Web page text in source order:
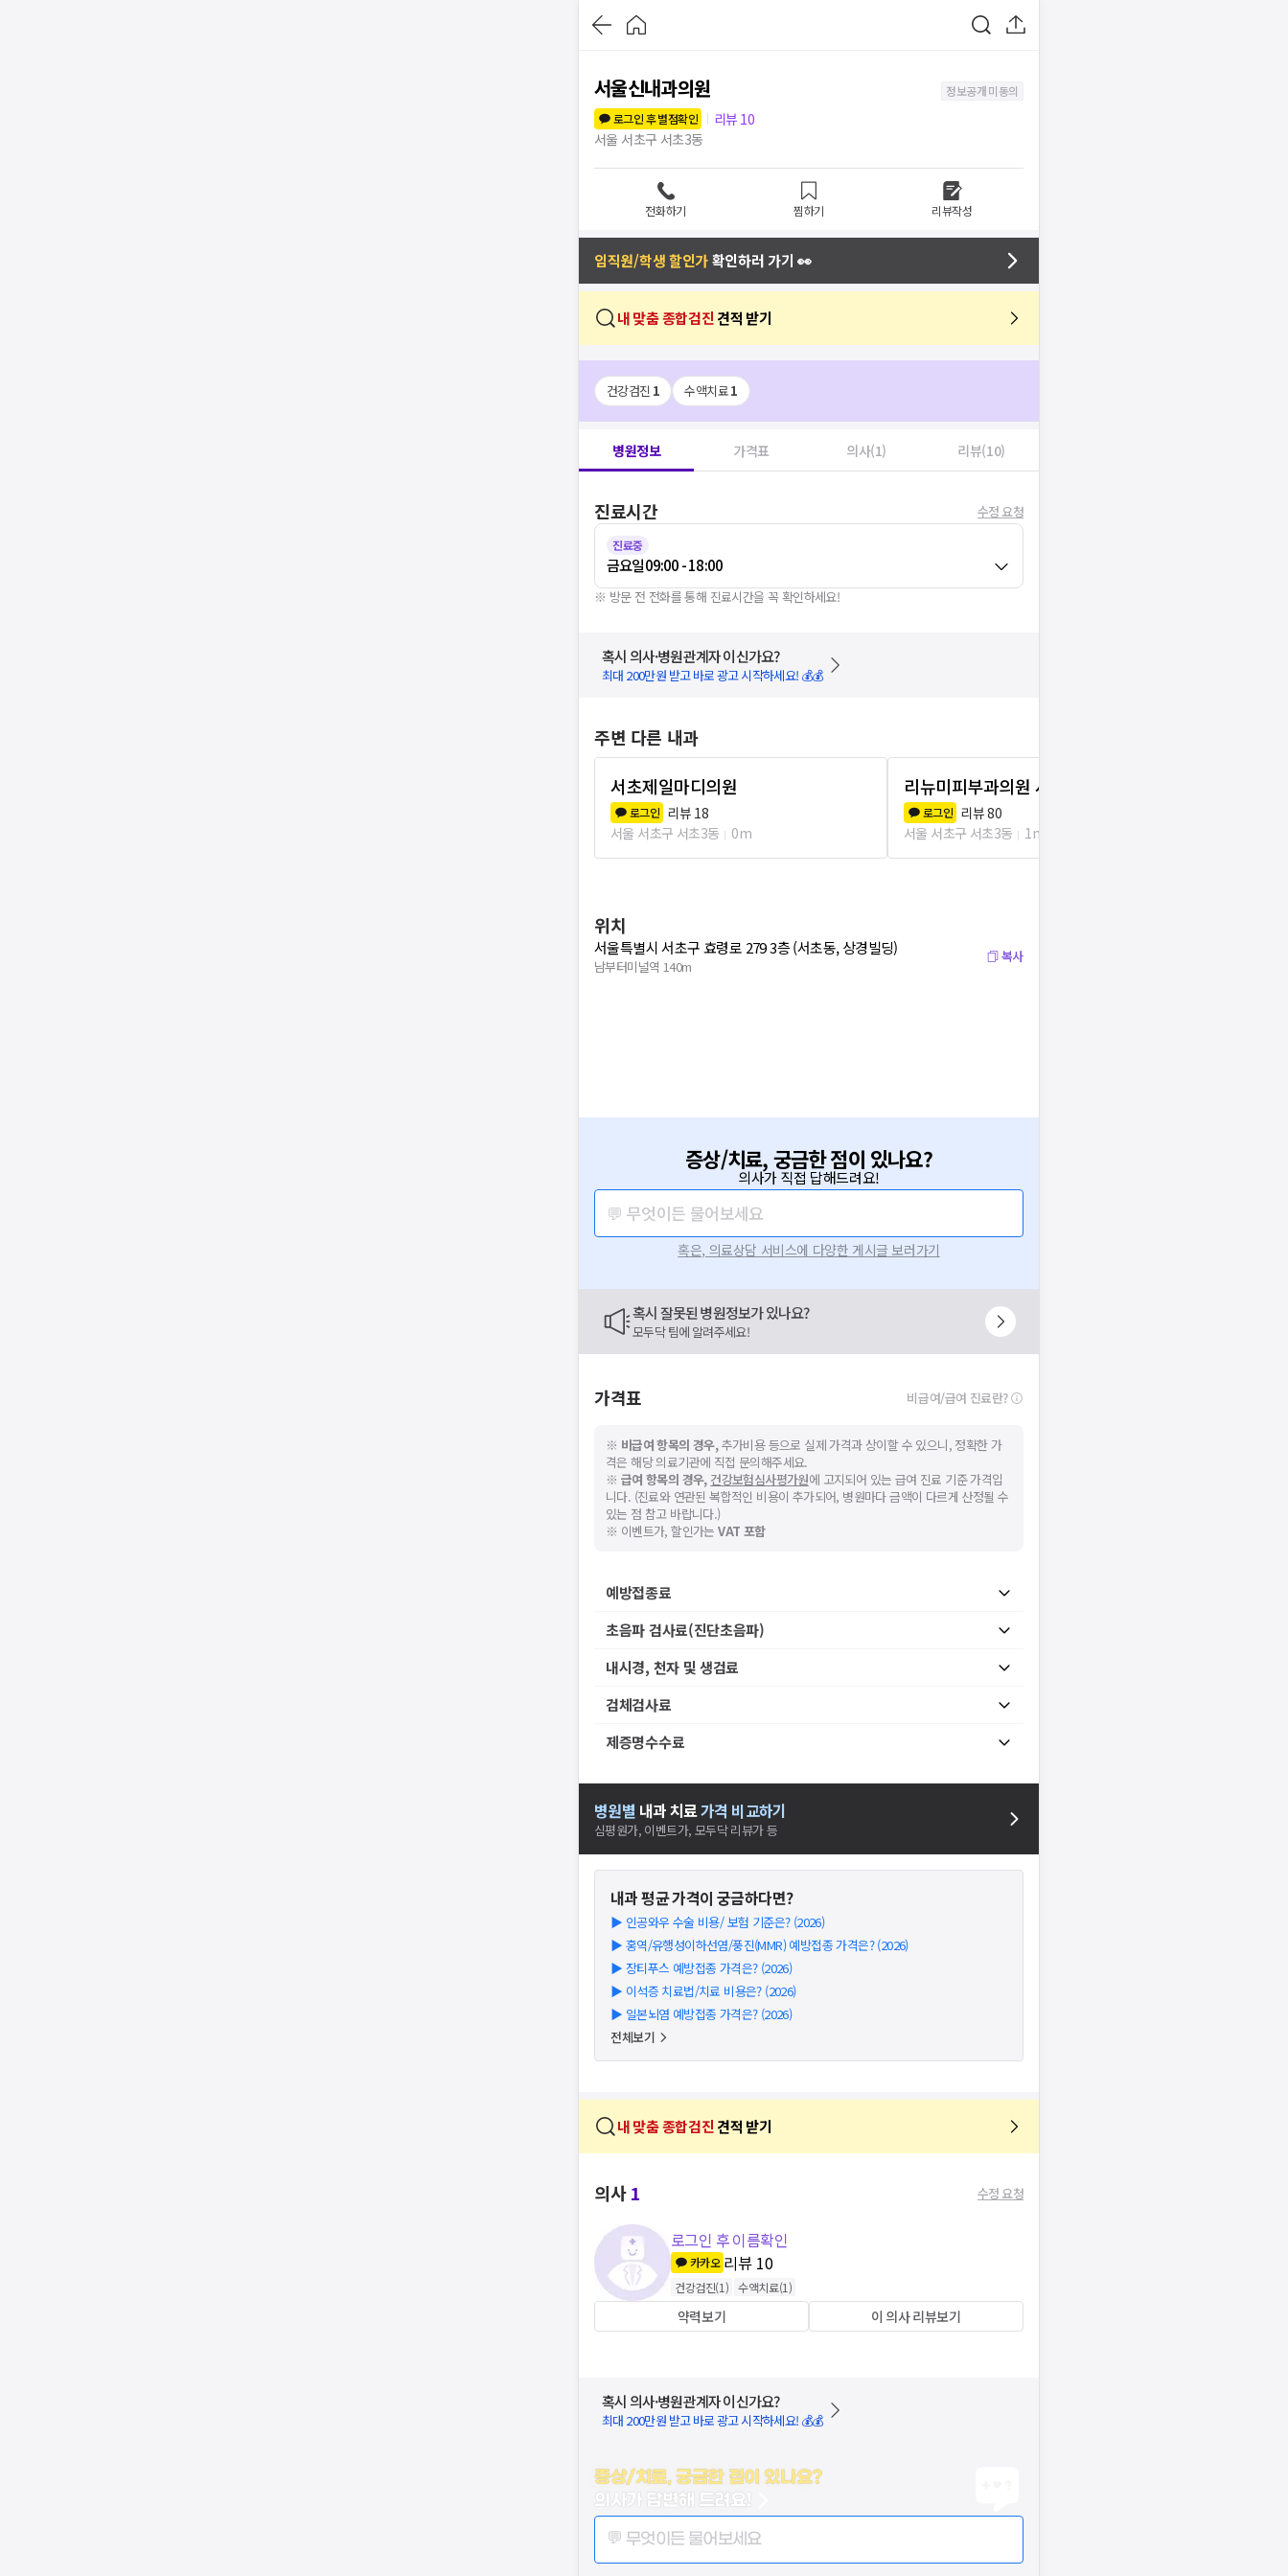
서울신내과의원
정보공개 미동의
로그인 후 별점확인
리뷰 10
서울 서초구 서초3동
전화하기 찜하기 리뷰작성
임직원/학생 할인가확인하러 가기 👀
내 맞춤 종합검진 견적 받기
건강검진 1 수액치료1
병원정보 가격표 의사(1) 리뷰(10)
진료시간 수정 요청
진료중
금요일09:00 - 18:00
※ 방문 전 전화를 통해 진료시간을 꼭 확인하세요!
혹시 의사·병원관계자 이신가요?
최대 200만원 받고 바로 광고 시작하세요! 💰💰
주변 다른 내과
서초제일마디의원
로그인 리뷰 18
서울 서초구 서초3동
0m
리뉴미피부과의원 서초
로그인 리뷰80
서울 서초구 서초3동
1m
위치
서울특별시 서초구 효령로 279 3층 (서초동, 상경빌딩)
남부터미널역 140m
복사
증상/치료, 궁금한 점이 있나요?
의사가 직접 답해드려요!
💬 무엇이든 물어보세요
혹은, 의료상담 서비스에 다양한 게시글 보러가기
혹시 잘못된 병원정보가 있나요?
모두닥 팀에 알려주세요!
가격표 비급여/급여 진료란?
※ 비급여 항목의 경우,추가비용 등으로 실제 가격과 상이할 수 있으니, 정확한 가
격은 해당 의료기관에 직접 문의해주세요.
※ 급여 항목의 경우, 건강보험심사평가원에 고지되어 있는 급여 진료 기준 가격입
니다. (진료와 연관된 복합적인 비용이 추가되어, 병원마다 금액이 다르게 산정될 수
있는 점 참고 바랍니다.)
※ 이벤트가, 할인가는VAT 포함
예방접종료
초음파 검사료(진단초음파)
내시경, 천자 및 생검료
검체검사료
제증명수수료
병원별 내과치료가격 비교하기
심평원가, 이벤트가, 모두닥 리뷰가 등
내과평균 가격이 궁금하다면?
▶ 인공와우 수술 비용/ 보험 기준은? (2026)
▶ 홍역/유행성이하선염/풍진(MMR) 예방접종 가격은? (2026)
▶ 장티푸스 예방접종 가격은? (2026)
▶ 이석증 치료법/치료 비용은? (2026)
▶ 일본뇌염 예방접종 가격은? (2026)
전체보기
내 맞춤 종합검진 견적 받기
의사1 수정 요청
로그인 후 이름확인
카카오 리뷰 10
건강검진(1) 수액치료(1)
약력보기 이 의사 리뷰보기
혹시 의사·병원관계자 이신가요?
최대 200만원 받고 바로 광고 시작하세요! 💰💰
증상/치료, 궁금한 점이 있나요?
의사가 답변해 드려요!
💬 무엇이든 물어보세요